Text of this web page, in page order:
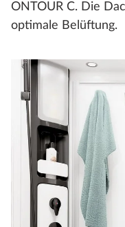
ONTOUR C. Die
optimale Belüftung.